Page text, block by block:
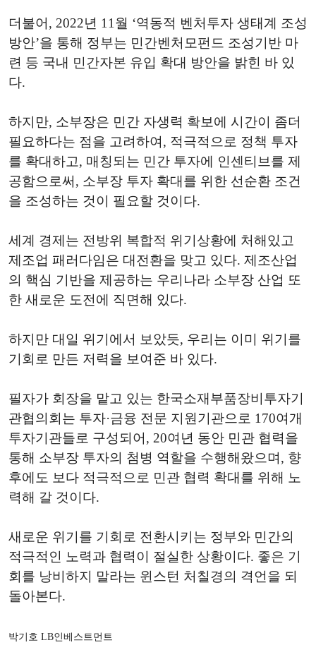
더불어, 2022년 11월 ‘역동적 벤처투자 생태계 조성
방안’을 통해 정부는 민간벤처모펀드 조성기반 마
련 등 국내 민간자본 유입 확대 방안을 밝힌 바 있
다.
하지만, 소부장은 민간 자생력 확보에 시간이 좀더
필요하다는 점을 고려하여, 적극적으로 정책 투자
를 확대하고, 매칭되는 민간 투자에 인센티브를 제
공함으로써, 소부장 투자 확대를 위한 선순환 조건
을 조성하는 것이 필요할 것이다.
세계 경제는 전방위 복합적 위기상황에 처해있고
제조업 패러다임은 대전환을 맞고 있다. 제조산업
의 핵심 기반을 제공하는 우리나라 소부장 산업 또
한 새로운 도전에 직면해 있다.
하지만 대일 위기에서 보았듯, 우리는 이미 위기를
기회로 만든 저력을 보여준 바 있다.
필자가 회장을 맡고 있는 한국소재부품장비투자기
관협의회는 투자·금융 전문 지원기관으로 170여개
투자기관들로 구성되어, 20여년 동안 민관 협력을
통해 소부장 투자의 첨병 역할을 수행해왔으며, 향
후에도 보다 적극적으로 민관 협력 확대를 위해 노
력해 갈 것이다.
새로운 위기를 기회로 전환시키는 정부와 민간의
적극적인 노력과 협력이 절실한 상황이다. 좋은 기
회를 낭비하지 말라는 윈스턴 처칠경의 격언을 되
돌아본다.
박기호 LB인베스트먼트